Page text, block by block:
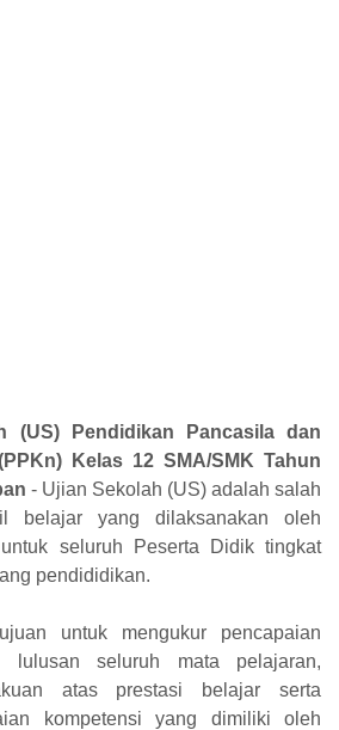
(US) Pendidikan Pancasila dan
Kelas 12 SMA/SMK Tahun
- Ujian Sekolah (US) adalah salah
belajar yang dilaksanakan oleh
seluruh Peserta Didik tingkat
pendididikan.
untuk mengukur pencapaian
lulusan seluruh mata pelajaran,
atas prestasi belajar serta
kompetensi yang dimiliki oleh